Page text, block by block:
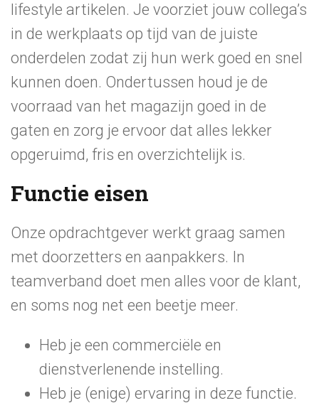
lifestyle artikelen. Je voorziet jouw collega’s
in de werkplaats op tijd van de juiste
onderdelen zodat zij hun werk goed en snel
kunnen doen. Ondertussen houd je de
voorraad van het magazijn goed in de
gaten en zorg je ervoor dat alles lekker
opgeruimd, fris en overzichtelijk is.
Functie eisen
Onze opdrachtgever werkt graag samen
met doorzetters en aanpakkers. In
teamverband doet men alles voor de klant,
en soms nog net een beetje meer.
Heb je een commerciële en
dienstverlenende instelling.
Heb je (enige) ervaring in deze functie.